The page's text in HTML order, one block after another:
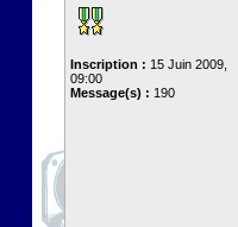
Inscription : 15 Juin 2009,
09:00
Message(s) : 190